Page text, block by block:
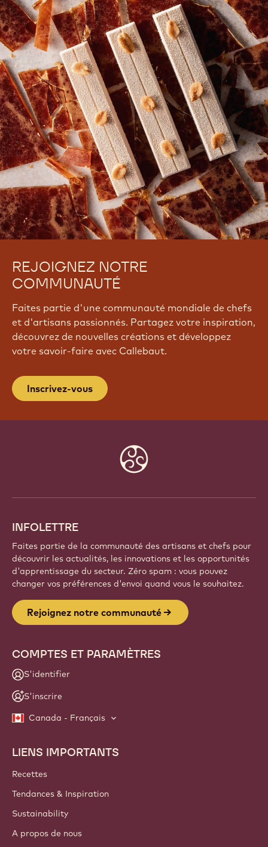
REJOIGNEZ NOTRE
COMMUNAUTÉ
Faites partie d'une communauté mondiale de chefs
et d'artisans passionnés. Partagez votre inspiration,
découvrez de nouvelles créations et développez
votre savoir-faire avec Callebaut.
Inscrivez-vous
INFOLETTRE
Faites partie de la communauté des artisans et chefs pour
découvrir les actualités, les innovations et les opportunités
d'apprentissage du secteur. Zéro spam : vous pouvez
changer vos préférences d'envoi quand vous le souhaitez.
Rejoignez notre communauté
COMPTES ET PARAMÈTRES
S'identifier
S'inscrire
Canada - Français
Footer
Callebaut
LIENS IMPORTANTS
Recettes
Tendances & Inspiration
Sustainability
A propos de nous